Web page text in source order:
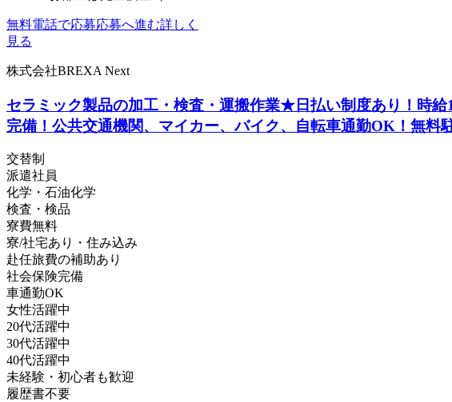
無料電話で応募応募へ進む詳しく
見る
株式会社BREXA Next
セラミック製品の加工・検査・運搬作業★日払い制度あり！時
完備！公共交通機関、マイカー、バイク、自転車通勤OK！無料
交替制
派遣社員
化学・石油化学
検査・検品
寮費無料
寮/社宅あり・住み込み
赴任旅費の補助あり
社会保険完備
車通勤OK
女性活躍中
20代活躍中
30代活躍中
40代活躍中
未経験・初心者も歓迎
履歴書不要